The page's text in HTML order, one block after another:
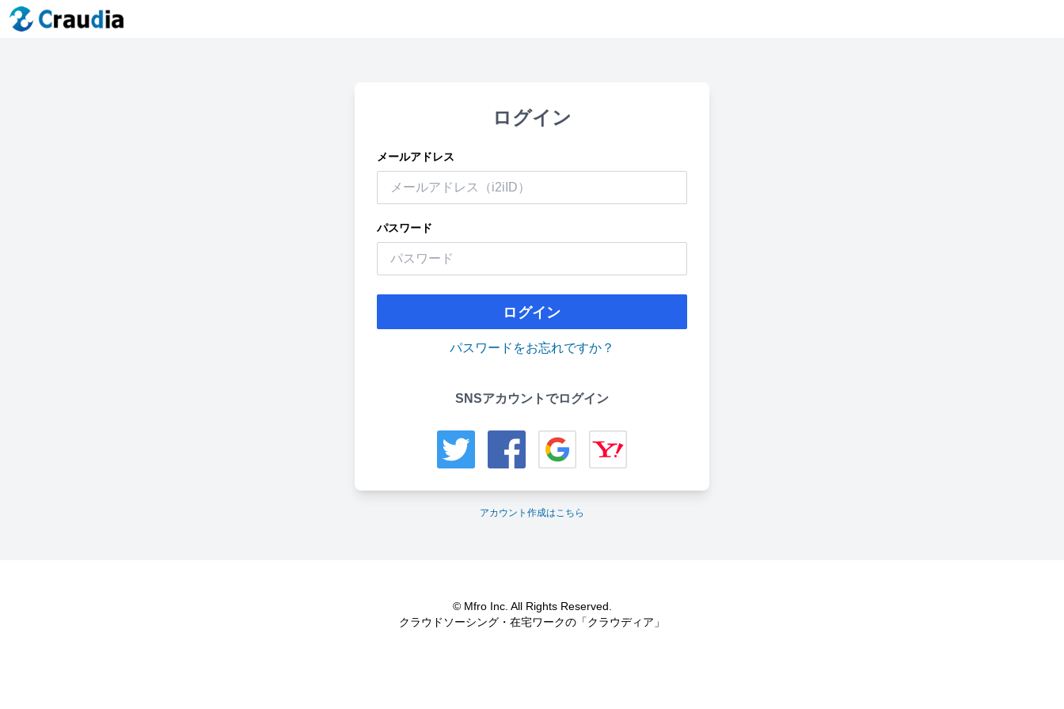
ログイン
メールアドレス
パスワード
ログイン
パスワードをお忘れですか？
SNSアカウントでログイン
アカウント作成はこちら
© Mfro Inc. All Rights Reserved.
クラウドソーシング・在宅ワークの「クラウディア」